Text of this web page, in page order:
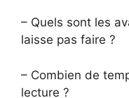
– Quels sont les
laisse pas faire ?
– Combien de
lecture ?